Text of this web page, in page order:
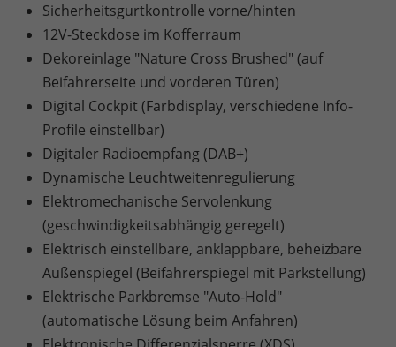
Sicherheitsgurtkontrolle vorne/hinten
12V-Steckdose im Kofferraum
Dekoreinlage "Nature Cross Brushed" (auf
Beifahrerseite und vorderen Türen)
Digital Cockpit (Farbdisplay, verschiedene Info-
Profile einstellbar)
Digitaler Radioempfang (DAB+)
Dynamische Leuchtweitenregulierung
Elektromechanische Servolenkung
(geschwindigkeitsabhängig geregelt)
Elektrisch einstellbare, anklappbare, beheizbare
Außenspiegel (Beifahrerspiegel mit Parkstellung)
Elektrische Parkbremse "Auto-Hold"
(automatische Lösung beim Anfahren)